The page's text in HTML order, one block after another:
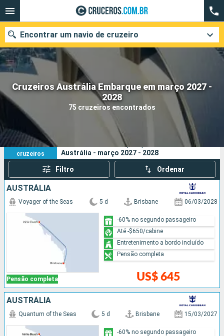
Cruzeiros Austrália Embarque em março 2027 -
2028
75 cruzeiros encontrados
Encontrar um navio de cruzeiro
Quando ir?
Data de partida
Cidades
Pesquisar
75
cruzeiros
Os seus critérios de pesquisa:
Austrália - março 2027 - 2028
Filtro Ordenar
AUSTRÁLIA
Pensão completa
Voyager of the Seas 5 d Brisbane 06/03/2028
US$ 645
-60% no segundo passageiro
Até -$650/cabine
Entretenimento a bordo incluído
Pensão completa
AUSTRÁLIA
Quantum of the Seas 5 d Brisbane 15/03/2027
-60% no segundo passageiro